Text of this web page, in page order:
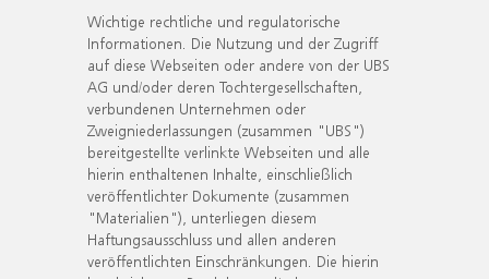
Wichtige rechtliche und regulatorische
Informationen. Die Nutzung und der Zugriff
auf diese Webseiten oder andere von der UBS
AG und/oder deren Tochtergesellschaften,
verbundenen Unternehmen oder
Zweigniederlassungen (zusammen "UBS")
bereitgestellte verlinkte Webseiten und alle
hierin enthaltenen Inhalte, einschließlich
veröffentlichter Dokumente (zusammen
"Materialien"), unterliegen diesem
Haftungsausschluss und allen anderen
veröffentlichten Einschränkungen. Die hierin